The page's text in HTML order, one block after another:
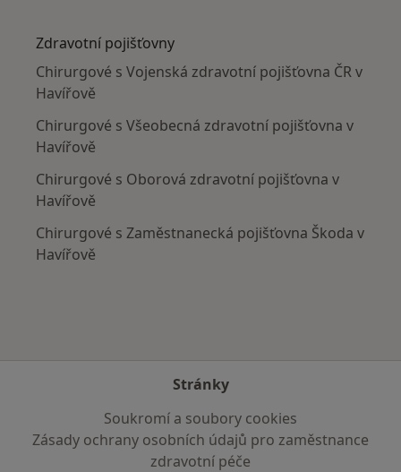
Zdravotní pojišťovny
Chirurgové s Vojenská zdravotní pojišťovna ČR v
Havířově
Chirurgové s Všeobecná zdravotní pojišťovna v
Havířově
Chirurgové s Oborová zdravotní pojišťovna v
Havířově
Chirurgové s Zaměstnanecká pojišťovna Škoda v
Havířově
Stránky
Soukromí a soubory cookies
Zásady ochrany osobních údajů pro zaměstnance
zdravotní péče